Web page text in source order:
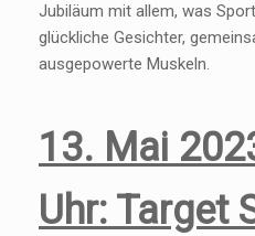
Jubiläum mit allem, was
glückliche Gesichter,
ausgepowerte Muskeln.
13. Mai
Uhr: Target